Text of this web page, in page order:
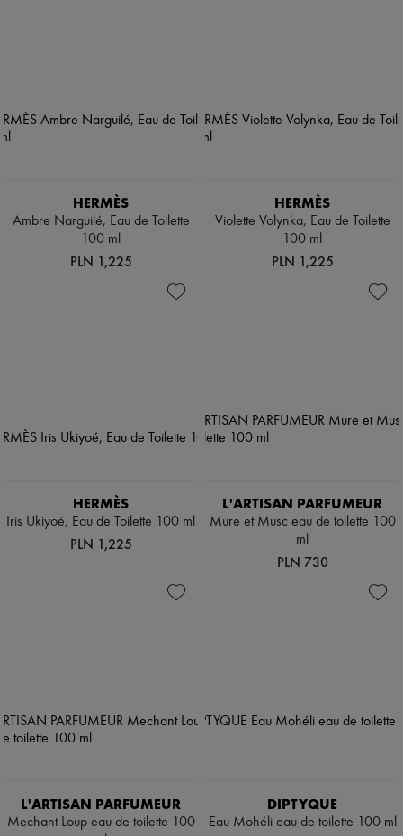
HERMÈS
Ambre Narguilé, Eau de Toilette
100 ml
PLN 1,225
HERMÈS
Violette Volynka, Eau de Toilette
100 ml
PLN 1,225
HERMÈS
Iris Ukiyoé, Eau de Toilette 100 ml
PLN 1,225
L'ARTISAN PARFUMEUR
Mure et Musc eau de toilette 100
ml
PLN 730
L'ARTISAN PARFUMEUR
Mechant Loup eau de toilette 100
DIPTYQUE
Eau Mohéli eau de toilette 100 ml